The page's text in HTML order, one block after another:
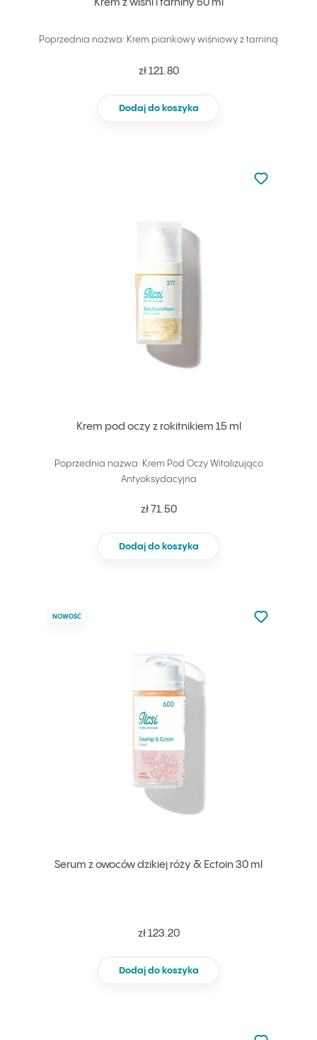
Krem z wiśni i tarniny 50 ml
Poprzednia nazwa: Krem piankowy wiśniowy z tarniną
zł 121.80
Dodaj do koszyka
Krem pod oczy z rokitnikiem 15 ml
Poprzednia nazwa: Krem Pod Oczy Witalizująco
Antyoksydacyjna
zł 71.50
Dodaj do koszyka
Nie dodano
Dodaj do
Serum z owoców dzikiej róży & Ectoin 30 ml
NOWOŚĆ
zł 123.20
Dodaj do koszyka
Nie dodano
Dodaj do
Nie dodano